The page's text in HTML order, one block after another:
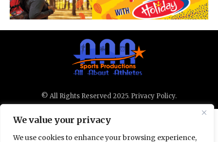
We value your privacy
We use cookies to enhance your browsing experience,
© All Rights Reserved 2025. Privacy Policy.